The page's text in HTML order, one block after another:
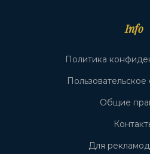
Info
Политика
Общие
Для